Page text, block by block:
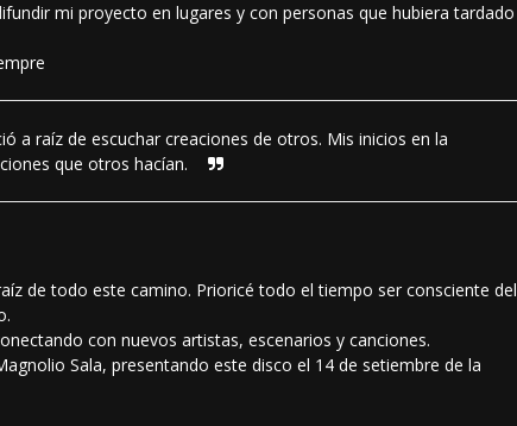
mi proyecto en lugares y con personas que hubiera tardado
a raíz de escuchar creaciones de otros. Mis inicios en la
que otros hacían.
de todo este camino. Prioricé todo el tiempo ser consciente del
con nuevos artistas, escenarios y canciones.
Sala, presentando este disco el 14 de setiembre de la